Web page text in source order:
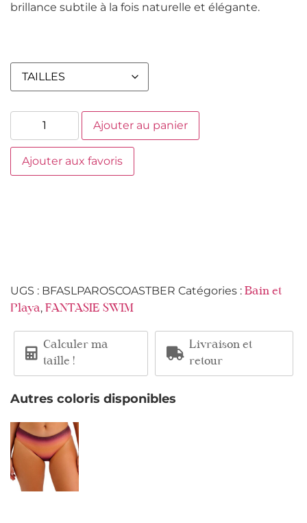
brillance subtile à la fois naturelle et élégante.
Ajouter au panier
Ajouter aux favoris
UGS : BFASLPAROSCOASTBER Catégories : Bain et
Playa, FANTASIE SWIM
Calculer ma
taille !
Livraison et
retour
Autres coloris disponibles